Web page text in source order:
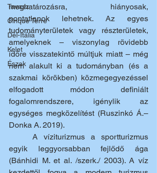
Tavasz
Cinque Terre
Dél-Itália
Kelet
Észak
meghatározásra, hiányosak,
pontatlanok lehetnek. Az egyes
tudományterületek vagy részterületek,
amelyeknek – viszonylag rövidebb
időre visszatekintő múltjuk miatt – még
nem alakult ki a tudományban (és a
szakmai körökben) közmegegyezéssel
elfogadott módon definiált
fogalomrendszere, igénylik az
egységes megközelítést (Ruszinkó Á.–
Donka A. 2019).
egyik leggyorsabban fejlődő ága
(Bánhidi M. et al. /szerk./ 2003). A víz